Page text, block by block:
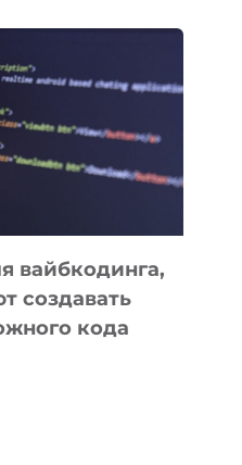
вайбкодинга,
создавать
кода